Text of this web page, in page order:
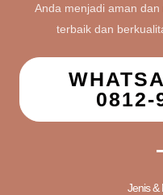
Anda menjadi aman
terbaik dan
0812-
Jenis &